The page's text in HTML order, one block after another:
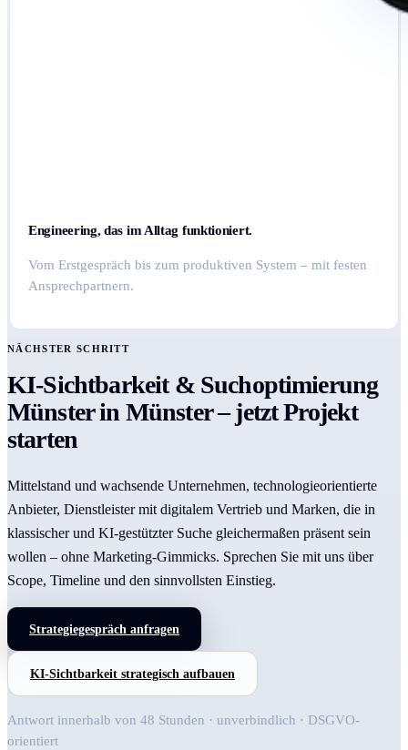
Engineering, das im Alltag funktioniert.
Vom Erstgespräch bis zum produktiven System – mit festen
Ansprechpartnern.
NÄCHSTER SCHRITT
KI-Sichtbarkeit & Suchoptimierung
Münster in Münster – jetzt Projekt
starten
Mittelstand und wachsende Unternehmen, technologieorientierte
Anbieter, Dienstleister mit digitalem Vertrieb und Marken, die in
klassischer und KI-gestützter Suche gleichermaßen präsent sein
wollen – ohne Marketing-Gimmicks. Sprechen Sie mit uns über
Scope, Timeline und den sinnvollsten Einstieg.
Strategiegespräch anfragen
KI-Sichtbarkeit strategisch aufbauen
Antwort innerhalb von 48 Stunden · unverbindlich · DSGVO-
orientiert